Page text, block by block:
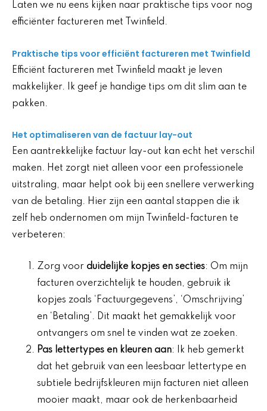
Laten we nu eens kijken naar praktische tips voor nog
efficiënter factureren met Twinfield.
Praktische tips voor efficiënt factureren met Twinfield
Efficiënt factureren met Twinfield maakt je leven
makkelijker. Ik geef je handige tips om dit slim aan te
pakken.
Het optimaliseren van de factuur lay-out
Een aantrekkelijke factuur lay-out kan echt het verschil
maken. Het zorgt niet alleen voor een professionele
uitstraling, maar helpt ook bij een snellere verwerking
van de betaling. Hier zijn een aantal stappen die ik
zelf heb ondernomen om mijn Twinfield-facturen te
verbeteren:
Zorg voor duidelijke kopjes en secties: Om mijn
facturen overzichtelijk te houden, gebruik ik
kopjes zoals ‘Factuurgegevens’, ‘Omschrijving’
en ‘Betaling’. Dit maakt het gemakkelijk voor
ontvangers om snel te vinden wat ze zoeken.
Pas lettertypes en kleuren aan: Ik heb gemerkt
dat het gebruik van een leesbaar lettertype en
subtiele bedrijfskleuren mijn facturen niet alleen
mooier maakt, maar ook de herkenbaarheid